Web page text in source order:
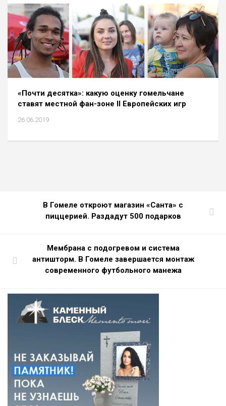
«Почти десятка»: какую оценку гомельчане
ставят местной фан-зоне II Европейских игр
26.06.2019
В Гомеле откроют магазин «Санта» с
пиццерией. Раздадут 500 подарков
Мембрана с подогревом и система
антишторм. В Гомеле завершается монтаж
современного футбольного манежа